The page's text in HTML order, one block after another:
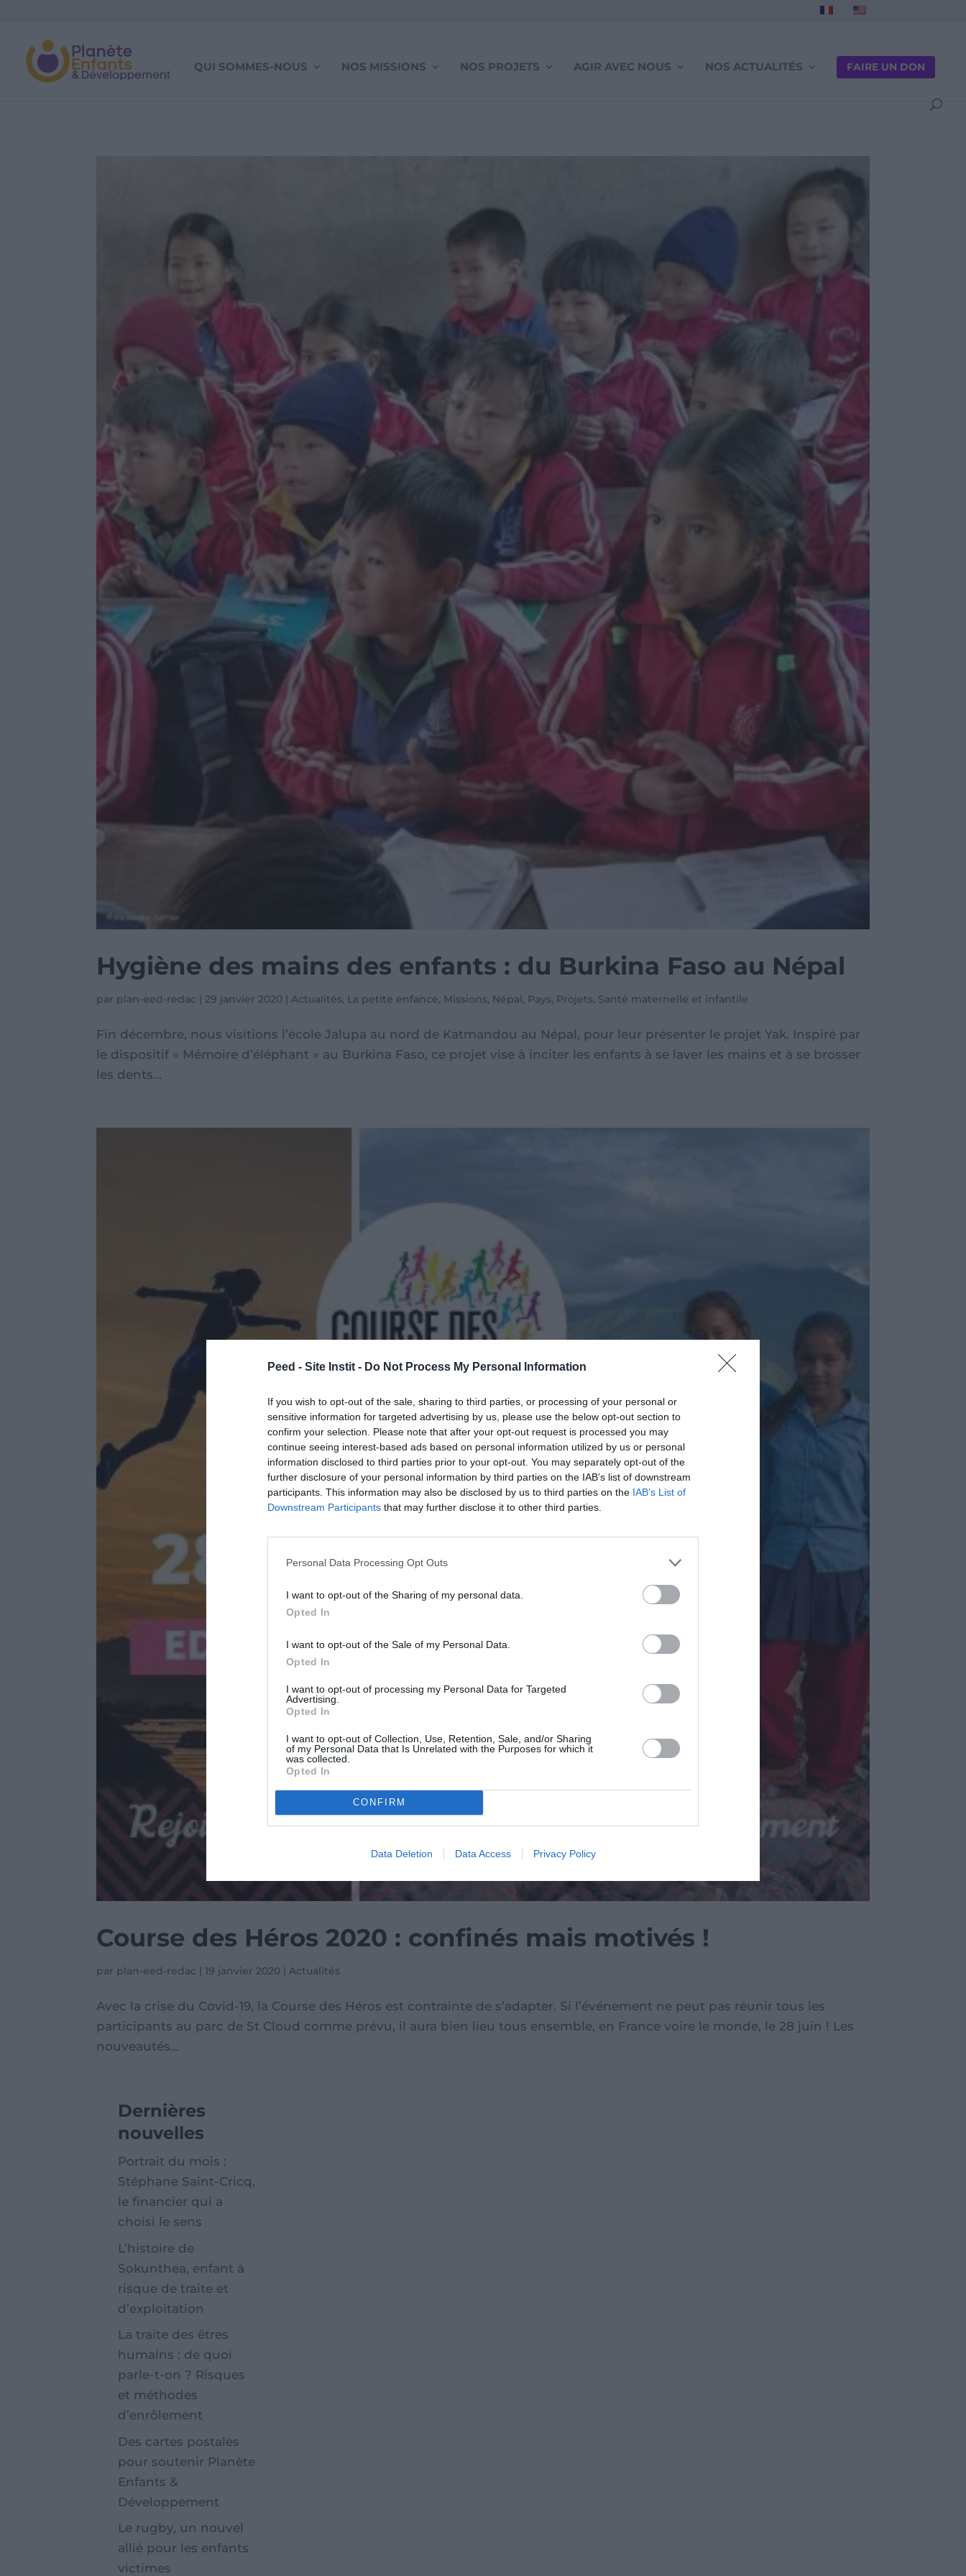
Peed - Site Instit - Do Not Process My Personal Information
If you wish to opt-out of the sale, sharing to third parties, or processing of your personal or
sensitive information for targeted advertising by us, please use the below opt-out section to
confirm your selection. Please note that after your opt-out request is processed you may
continue seeing interest-based ads based on personal information utilized by us or personal
information disclosed to third parties prior to your opt-out. You may separately opt-out of the
further disclosure of your personal information by third parties on the IAB’s list of downstream
participants. This information may also be disclosed by us to third parties on the IAB’s List of
Downstream Participants that may further disclose it to other third parties.
Personal Data Processing Opt Outs
I want to opt-out of the Sharing of my personal data.
Opted In
I want to opt-out of the Sale of my Personal Data.
Opted In
I want to opt-out of processing my Personal Data for Targeted
Advertising.
Opted In
I want to opt-out of Collection, Use, Retention, Sale, and/or Sharing
of my Personal Data that Is Unrelated with the Purposes for which it
was collected.
Opted In
CONFIRM
Data Deletion Data Access Privacy Policy
QUI SOMMES-NOUS NOS MISSIONS NOS PROJETS AGIR AVEC NOUS NOS ACTUALITÉS FAIRE UN DON
Hygiène des mains des enfants : du Burkina Faso au Népal
par plan-eed-redac | 29 janvier 2020 |Actualités, La petite enfance, Missions, Népal, Pays, Projets, Santé maternelle et infantile
Fin décembre, nous visitions l’école Jalupa au nord de Katmandou au Népal, pour leur présenter le projet Yak. Inspiré par
le dispositif « Mémoire d’éléphant » au Burkina Faso, ce projet vise à inciter les enfants à se laver les mains et à se brosser
les dents...
Course des Héros 2020 : confinés mais motivés !
par plan-eed-redac |19 janvier 2020 |Actualités
Avec la crise du Covid-19, la Course des Héros est contrainte de s’adapter. Si l’événement ne peut pas réunir tous les
participants au parc de St Cloud comme prévu, il aura bien lieu tous ensemble, en France voire le monde, le 28 juin ! Les
nouveautés...
Dernières
nouvelles
Portrait du mois :
Stéphane Saint-Cricq,
le financier qui a
choisi le sens
L’histoire de
Sokunthea, enfant à
risque de traite et
d’exploitation
La traite des êtres
humains : de quoi
parle-t-on ? Risques
et méthodes
d’enrôlement
Des cartes postales
pour soutenir Planète
Enfants &
Développement
Le rugby, un nouvel
allié pour les enfants
victimes